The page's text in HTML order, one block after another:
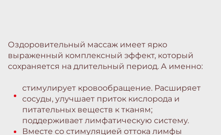
Оздоровительный массаж имеет ярко
выраженный комплексный эффект, который
сохраняется на длительный период. А именно:
стимулирует кровообращение. Расширяет
сосуды, улучшает приток кислорода и
питательных веществ к тканям;
поддерживает лимфатическую систему.
Вместе со стимуляцией оттока лимфы